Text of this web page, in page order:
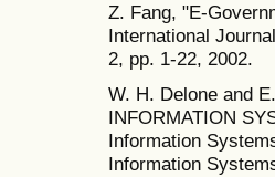
Z. Fang, "E-
International
2, pp. 1-22, 2002.
W. H. Delone and
INFORMATION
Information
Information